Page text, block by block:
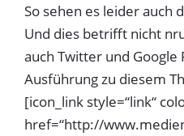
So sehen es leider auch
Und dies betrifft nicht
auch Twitter und Google
Ausführung zu diesem
[icon_link style=“link“
href=“http://